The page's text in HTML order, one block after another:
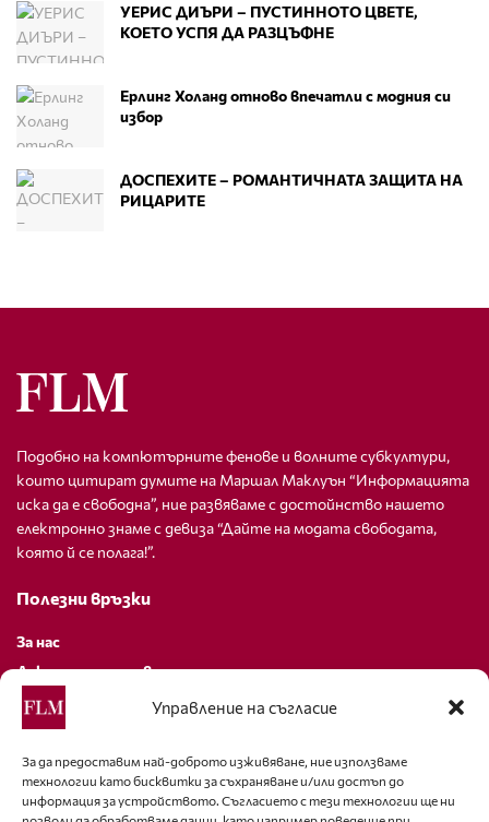
Управление на съгласие
За да предоставим най-доброто изживяване, ние използваме
технологии като бисквитки за съхраняване и/или достъп до
информация за устройството. Съгласието с тези технологии ще ни
УЕРИС ДИЪРИ – ПУСТИННОТО ЦВЕТЕ,
КОЕТО УСПЯ ДА РАЗЦЪФНЕ
Ерлинг Холанд отново впечатли с модния си
избор
ДОСПЕХИТЕ – РОМАНТИЧНАТА ЗАЩИТА НА
РИЦАРИТЕ
Подобно на компютърните фенове и волните субкултури,
които цитират думите на Маршал Маклуън “Информацията
иска да е свободна”, ние развяваме с достойнство нашето
електронно знаме с девиза “Дайте на модата свободата,
която й се полага!”.
Полезни връзки
За нас
Декларация за поверителност
Политика за бисквитки
За контакти
editor@fashion-lifestyle.net